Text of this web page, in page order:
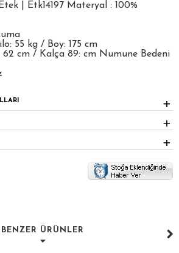
| Etk14197 Materyal : 100%
55 kg / Boy: 175 cm
62 cm / Kalça 89: cm Numune Bedeni
BENZER ÜRÜNLER